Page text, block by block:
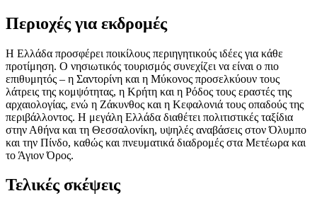
Περιοχές για εκδρομές
Η Ελλάδα προσφέρει ποικίλους περιηγητικούς ιδέες για κάθε
προτίμηση. Ο νησιωτικός τουρισμός συνεχίζει να είναι ο πιο
επιθυμητός – η Σαντορίνη και η Μύκονος προσελκύουν τους
λάτρεις της κομψότητας, η Κρήτη και η Ρόδος τους εραστές της
αρχαιολογίας, ενώ η Ζάκυνθος και η Κεφαλονιά τους οπαδούς της
περιβάλλοντος. Η μεγάλη Ελλάδα διαθέτει πολιτιστικές ταξίδια
στην Αθήνα και τη Θεσσαλονίκη, υψηλές αναβάσεις στον Όλυμπο
και την Πίνδο, καθώς και πνευματικά διαδρομές στα Μετέωρα και
το Άγιον Όρος.
Τελικές σκέψεις